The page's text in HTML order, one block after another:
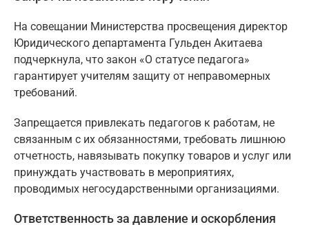
На совещании Министерства просвещения директор
Юридического департамента Гульден Акитаева
подчеркнула, что закон «О статусе педагога»
гарантирует учителям защиту от неправомерных
требований.
Запрещается привлекать педагогов к работам, не
связанным с их обязанностями, требовать лишнюю
отчетность, навязывать покупку товаров и услуг или
принуждать участвовать в мероприятиях,
проводимых негосударственными организациями.
Ответственность за давление и оскорбления